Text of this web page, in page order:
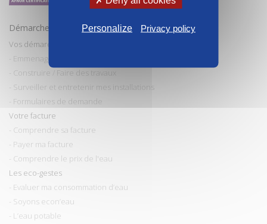
Démarches et conseils
Vos démarches
- Emmenager / Déménager
- Construire / Faire des travaux
- Surveiller et entretenir mes installations
- Formulaires de demande
Votre facture
- Comprendre sa facture
- Payer ma facture
- Comprendre le prix de l'eau
Les eco-gestes
- Evaluer ma consommation d’eau
- Soyons econ’eau
- L’eau potable
Personalize Privacy policy